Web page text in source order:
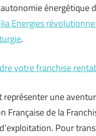
énergétique
Energies
.
votre franchise
une
Française de la
Pour